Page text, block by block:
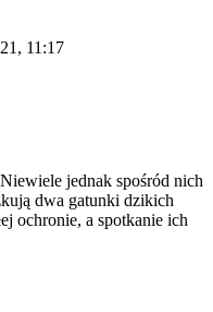
11:17
jednak spośród nich
dwa gatunki dzikich
ochronie, a spotkanie ich